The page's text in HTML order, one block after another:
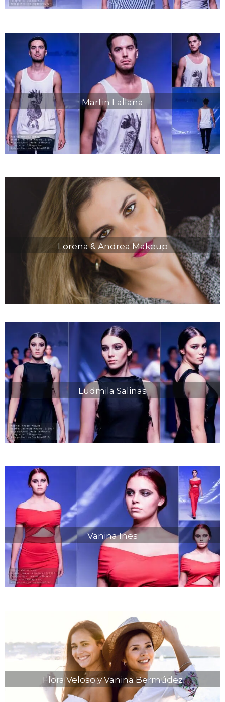
Martin Lallana
Lorena & Andrea Makeup
Ludmila Salinas
Vanina Ines
Flora Veloso y Vanina Bermúdez